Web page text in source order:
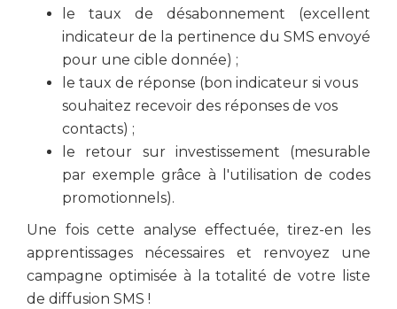
le taux de désabonnement (excellent
indicateur de la pertinence du SMS envoyé
pour une cible donnée) ;
le taux de réponse (bon indicateur si vous
souhaitez recevoir des réponses de vos
contacts) ;
le retour sur investissement (mesurable
par exemple grâce à l'utilisation de codes
promotionnels).
Une fois cette analyse effectuée, tirez-en les
apprentissages nécessaires et renvoyez une
campagne optimisée à la totalité de votre liste
de diffusion SMS !